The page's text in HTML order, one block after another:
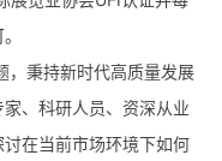
，秉持新时代高质量发展
、科研人员、资深从业
在当前市场环境下如何